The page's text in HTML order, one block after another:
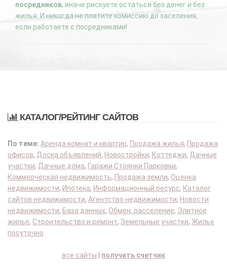
посредников, иначе рискуете остаться без денег и без
жилья. И никогда не платите комиссию до заселения,
если работаете с посредниками!
КАТАЛОГ/РЕЙТИНГ САЙТОВ
По теме: Аренда комнат и квартир, Продажа жилья, Продажа
офисов, Доска объявлений, Новостройки, Коттеджи, Дачные
участки, Дачные дома, Гаражи Стоянки Парковки,
Коммерческая недвижимость, Продажа земли, Оценка
недвижимости, Ипотека, Информационный ресурс, Каталог
сайтов недвижимости, Агентство недвижимости, Новости
недвижимости, База данных, Обмен, расселение, Элитное
жилье, Строительство и ремонт, Земельные участки, Жилье
посуточно
все сайты получить счетчик